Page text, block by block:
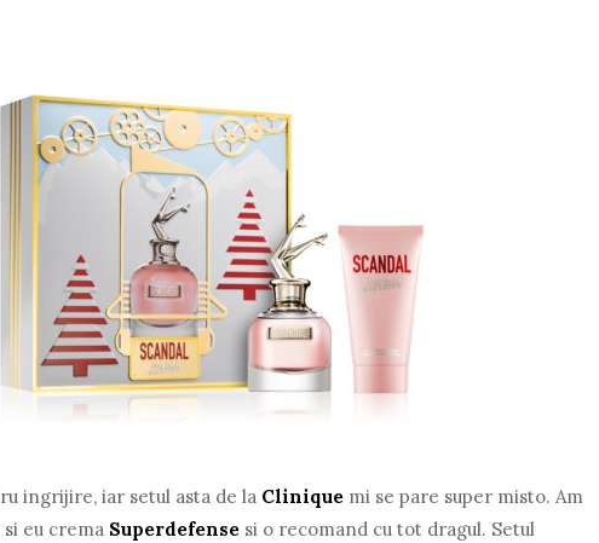
ingrijire, iar setul asta de la Clinique mi se pare super misto. Am
eu crema Superdefense si o recomand cu tot dragul. Setul